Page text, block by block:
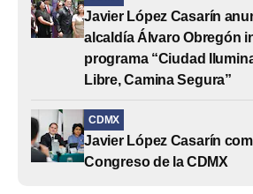
Javier López Casarín
alcaldía Álvaro Obregón
programa “Ciudad
Libre, Camina Segura”
CDMX
Javier López Casarín
Congreso de la CDMX